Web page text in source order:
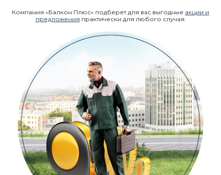
Компания «Балкон Плюс» подберет для вас выгодные акции и
предложения практически для любого случая.